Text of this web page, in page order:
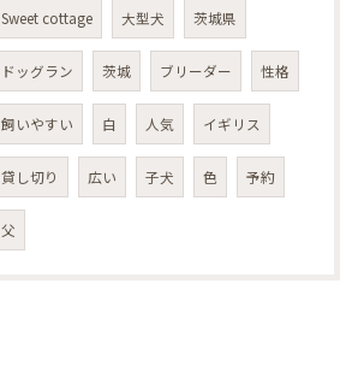
Sweet cottage 大型犬 茨城県
ドッグラン 茨城 ブリーダー 性格
飼いやすい 白 人気 イギリス
貸し切り 広い 子犬 色 予約
父